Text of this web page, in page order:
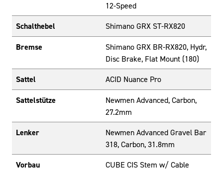
12-Speed
Schalthebel Shimano GRX ST-RX820
Bremse
Shimano GRX BR-RX820, Hydr,
Disc Brake, Flat Mount (180)
Sattel ACID Nuance Pro
Sattelstütze
Newmen Advanced, Carbon,
27.2mm
Lenker
Newmen Advanced Gravel Bar
318, Carbon, 31.8mm
Vorbau
CUBE CIS Stem w/ Cable